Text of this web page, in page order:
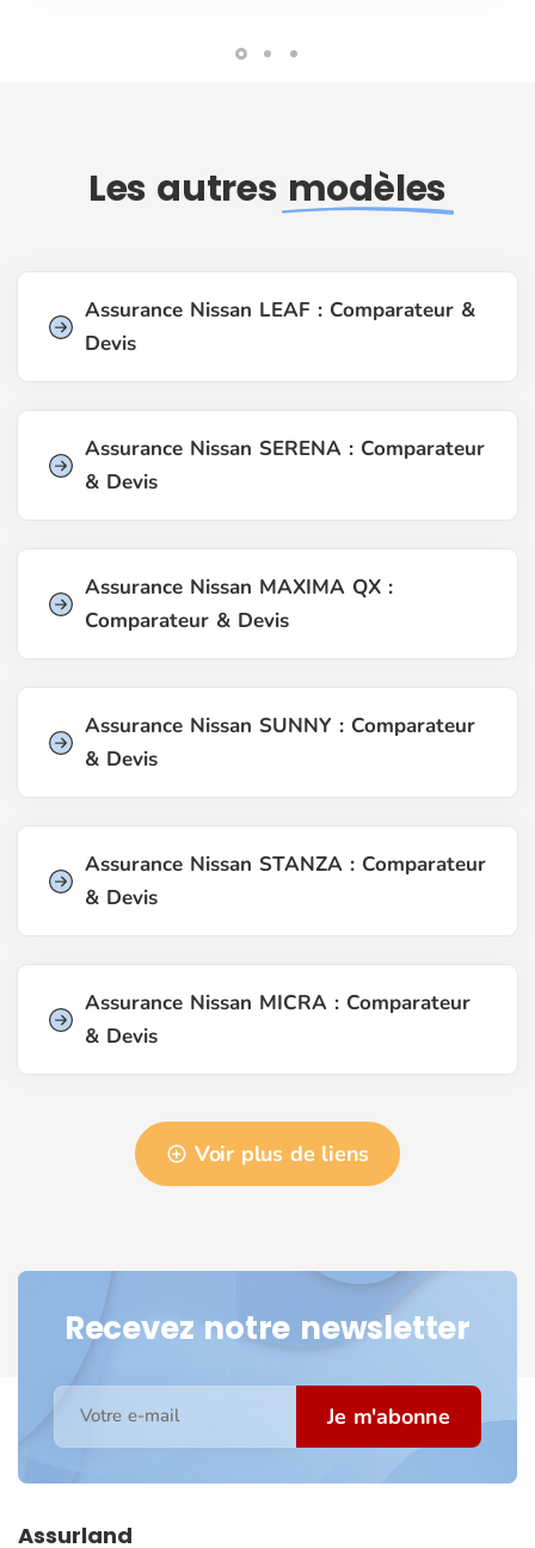
Les autres modèles
Assurance Nissan LEAF : Comparateur &
Devis
Assurance Nissan SERENA : Comparateur
& Devis
Assurance Nissan MAXIMA QX :
Comparateur & Devis
Assurance Nissan SUNNY : Comparateur
& Devis
Assurance Nissan STANZA : Comparateur
& Devis
Assurance Nissan MICRA : Comparateur
& Devis
Voir plus de liens
Recevez notre newsletter
Votre e-mail Je m'abonne
Assurland